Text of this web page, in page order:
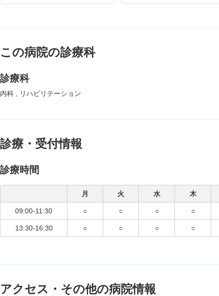
この病院の診療科
診療科
内科 リハビリテーション
診療・受付情報
診療時間
月 火 水 木
09:00-11:30 ○ ○ ○ ○
13:30-16:30 ○ ○ ○ ○
アクセス・その他の病院情報